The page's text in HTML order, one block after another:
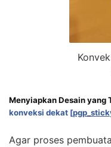
Menyiapkan Desain yang
konveksi dekat
Agar proses